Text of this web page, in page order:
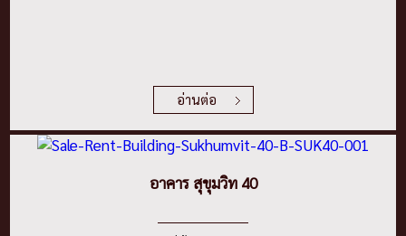
อ่านต่อ
อาคาร สุขุมวิท 40